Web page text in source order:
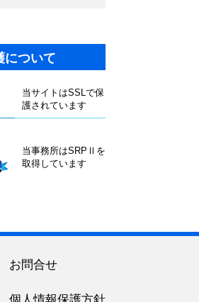
について
当サイトはSSLで保
護されています
当事務所はSRPⅡを
取得しています
お問合せ